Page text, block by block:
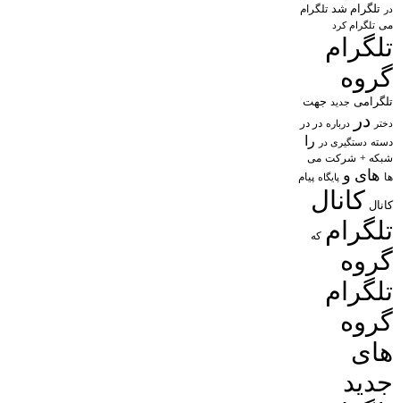
در تلگرام شد تلگرام
می تلگرام کرد
تلگرام
گروه
تلگرامی جدید جهت
دختر در درباره در در
دسته دستگیری در را
شبکه + شرکت می
ها های و پایگاه پیام
کانال کانال
تلگرام که
گروه
تلگرام
گروه
های
جدید